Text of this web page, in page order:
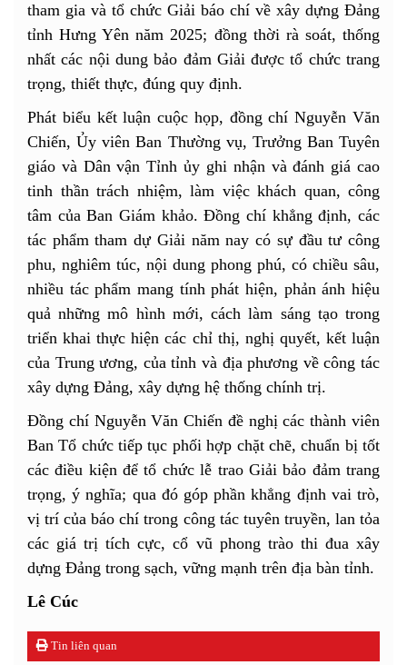
tham gia và tổ chức Giải báo chí về xây dựng Đảng
tỉnh Hưng Yên năm 2025; đồng thời rà soát, thống
nhất các nội dung bảo đảm Giải được tổ chức trang
trọng, thiết thực, đúng quy định.
Phát biểu kết luận cuộc họp, đồng chí Nguyễn Văn
Chiến, Ủy viên Ban Thường vụ, Trưởng Ban Tuyên
giáo và Dân vận Tỉnh ủy ghi nhận và đánh giá cao
tinh thần trách nhiệm, làm việc khách quan, công
tâm của Ban Giám khảo. Đồng chí khẳng định, các
tác phẩm tham dự Giải năm nay có sự đầu tư công
phu, nghiêm túc, nội dung phong phú, có chiều sâu,
nhiều tác phẩm mang tính phát hiện, phản ánh hiệu
quả những mô hình mới, cách làm sáng tạo trong
triển khai thực hiện các chỉ thị, nghị quyết, kết luận
của Trung ương, của tỉnh và địa phương về công tác
xây dựng Đảng, xây dựng hệ thống chính trị.
Đồng chí Nguyễn Văn Chiến đề nghị các thành viên
Ban Tổ chức tiếp tục phối hợp chặt chẽ, chuẩn bị tốt
các điều kiện để tổ chức lễ trao Giải bảo đảm trang
trọng, ý nghĩa; qua đó góp phần khẳng định vai trò,
vị trí của báo chí trong công tác tuyên truyền, lan tỏa
các giá trị tích cực, cổ vũ phong trào thi đua xây
dựng Đảng trong sạch, vững mạnh trên địa bàn tỉnh.
Lê Cúc
Tin liên quan